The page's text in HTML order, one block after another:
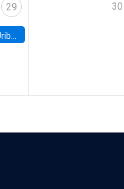
29
(Colombia)
30